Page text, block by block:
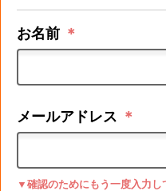
お名前 ＊
メールアドレス ＊
▼確認のためにもう一度入力し